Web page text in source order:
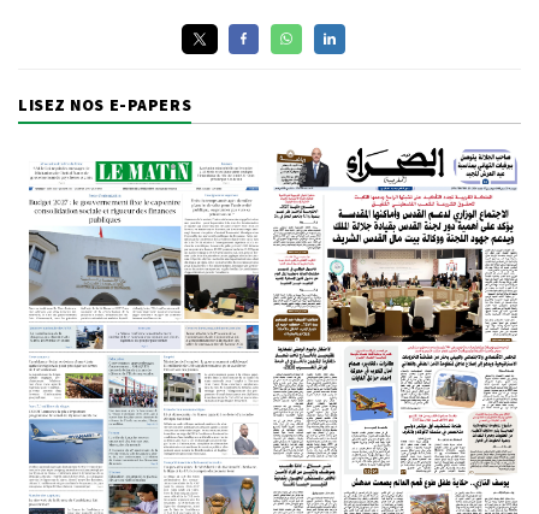
LISEZ NOS E-PAPERS